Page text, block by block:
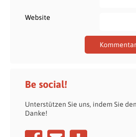
Website
Be social!
Unterstützen Sie uns, indem Sie
Danke!